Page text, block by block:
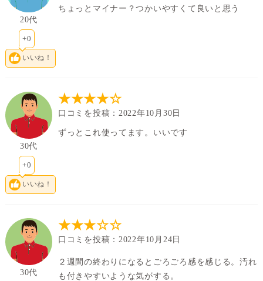
素材グループ
中心厚(-3.00D)
パワー範囲 (-)0.50D ～ -9.00D
20代
ちょっとマイナー？つかいやすくて良いと思う
いいね！
+0
30代
★★★★☆
口コミを投稿：2022年10月30日
ずっとこれ使ってます。いいです
いいね！
+0
30代
★★★☆☆
口コミを投稿：2022年10月24日
２週間の終わりになるとごろごろ感を感じる。汚れ
も付きやすいような気がする。